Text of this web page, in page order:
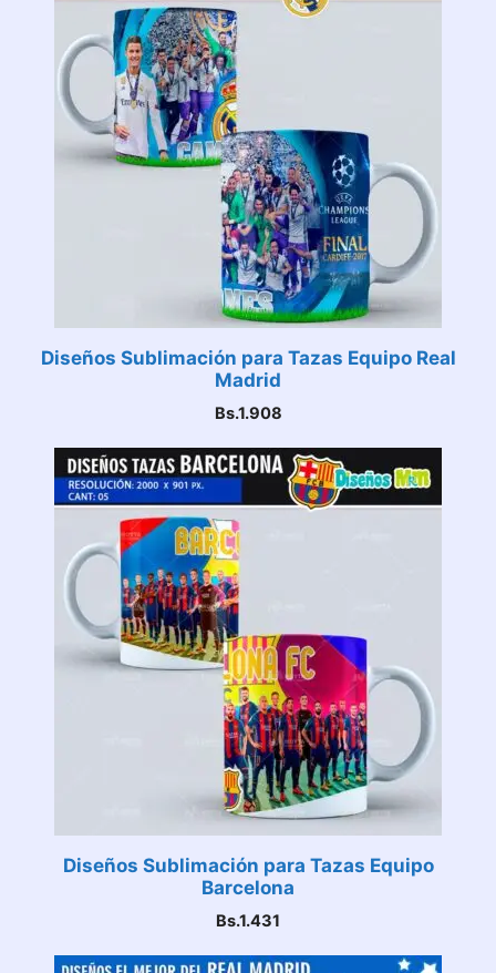
Diseños Sublimación para Tazas Equipo Real
Madrid
Bs.1.908
Diseños Sublimación para Tazas Equipo
Barcelona
Bs.1.431